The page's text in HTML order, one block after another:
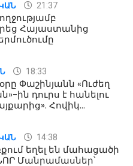
21:37
Հայաստանից
18:33
Փաշինյանն «Ուժեղ
ին դուրս է հանելու
Հովիկ
14:38
եղել են մահացածի
Մանրամասներ՝